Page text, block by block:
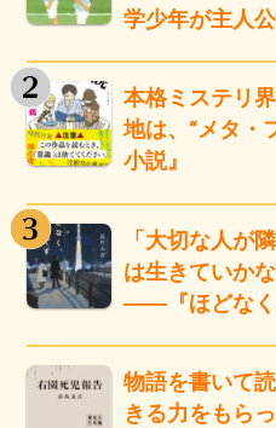
学少年が主人
本格ミステリ
地は、“メタ・
小説』
「大切な人が
は生きていか
――『ほどな
物語を書いて
きる力をもら